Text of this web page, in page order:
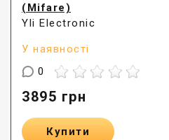
(Mifare)
Yli Electronic
У наявності
0
3895 грн
Купити